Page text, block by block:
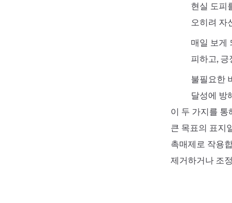
현실 도피
오히려 자
매일 보게
피하고,
불필요한
달성에 방
이 두 가지를
큰 목표의 표지
촉매제로 작용
제거하거나 조